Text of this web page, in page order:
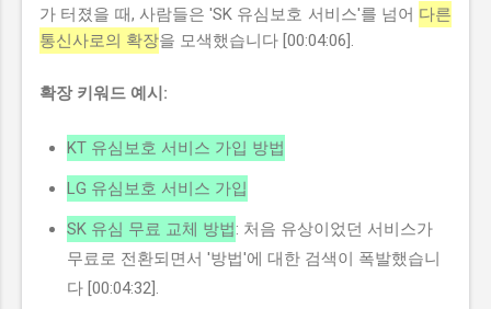
가 터졌을 때, 사람들은 'SK 유심보호 서비스'를 넘어 다른
통신사로의 확장을 모색했습니다 [00:04:06].
확장 키워드 예시:
KT 유심보호 서비스 가입 방법
LG 유심보호 서비스 가입
SK 유심 무료 교체 방법: 처음 유상이었던 서비스가
무료로 전환되면서 '방법'에 대한 검색이 폭발했습니
다 [00:04:32].